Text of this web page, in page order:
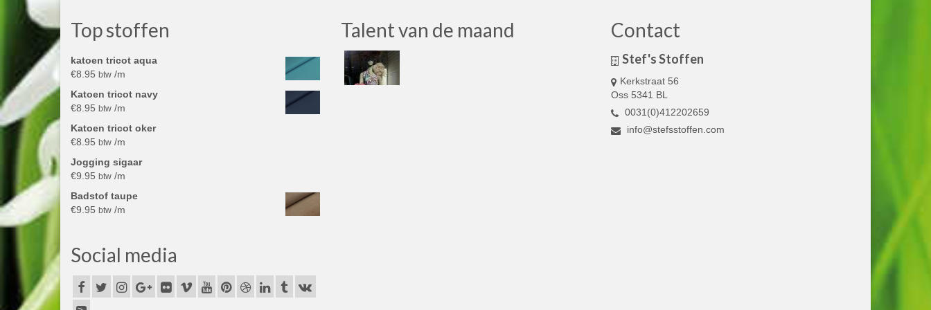
Top stoffen
katoen tricot aqua
€8.95 btw /m
Katoen tricot navy
€8.95 btw /m
Katoen tricot oker
€8.95 btw /m
Jogging sigaar
€9.95 btw /m
Badstof taupe
€9.95 btw /m
Social media
Talent van de maand Contact
Stef's Stoffen
Kerkstraat 56
Oss 5341 BL
0031(0)412202659
info@stefsstoffen.com